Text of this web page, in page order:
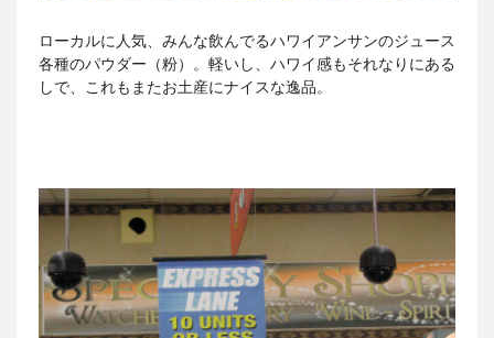
ローカルに人気、みんな飲んでるハワイアンサンのジュース
各種のパウダー（粉）。軽いし、ハワイ感もそれなりにある
しで、これもまたお土産にナイスな逸品。